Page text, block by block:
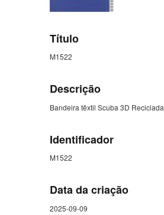
Título
M1522
Descrição
Bandeira têxtil Scuba 3D Reciclada
Identificador
M1522
Data da criação
2025-09-09